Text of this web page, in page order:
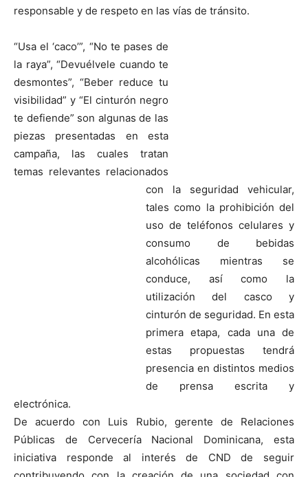
responsable y de respeto en las vías de tránsito.
“Usa el ‘caco’”, “No te pases de
la raya”, “Devuélvele cuando te
desmontes”, “Beber reduce tu
visibilidad” y “El cinturón negro
te defiende” son algunas de las
piezas presentadas en esta
campaña, las cuales tratan
temas relevantes relacionados
con la seguridad vehicular,
tales como la prohibición del
uso de teléfonos celulares y
consumo de bebidas
alcohólicas mientras se
conduce, así como la
utilización del casco y
cinturón de seguridad. En esta
primera etapa, cada una de
estas propuestas tendrá
presencia en distintos medios
de prensa escrita y
electrónica.
De acuerdo con Luis Rubio, gerente de Relaciones
Públicas de Cervecería Nacional Dominicana, esta
iniciativa responde al interés de CND de seguir